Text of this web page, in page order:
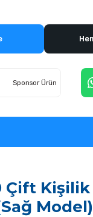
Sponsor Ürün
Çift
Model)